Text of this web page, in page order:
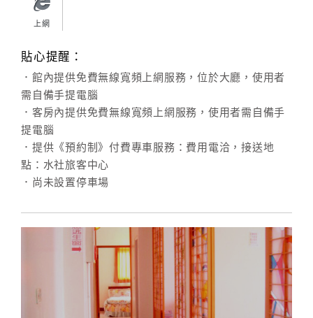
上網
貼心提醒：
．館內提供免費無線寬頻上網服務，位於大廳，使用者
需自備手提電腦
．客房內提供免費無線寬頻上網服務，使用者需自備手
提電腦
．提供《預約制》付費專車服務：費用電洽，接送地
點：水社旅客中心
．尚未設置停車場